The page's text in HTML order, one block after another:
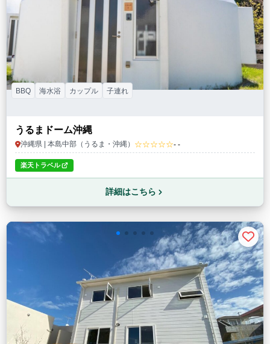
うるまドーム沖縄
沖縄県 | 本島中部（うるま・沖縄） ☆☆☆☆☆- -
BBQ 海水浴 カップル 子連れ
楽天トラベル
詳細はこちら